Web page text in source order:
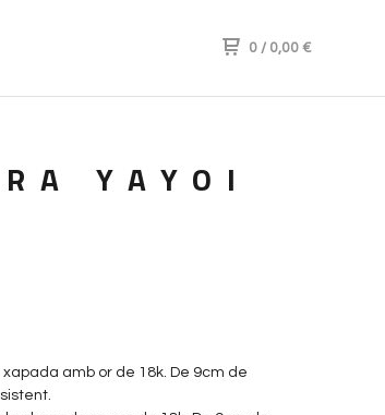
0 / 0,00 €
YAYOI
amb or de 18k. De 9cm de